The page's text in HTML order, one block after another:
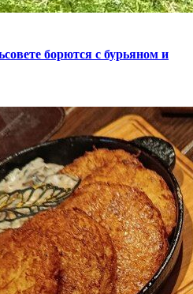
борются с бурьяном и